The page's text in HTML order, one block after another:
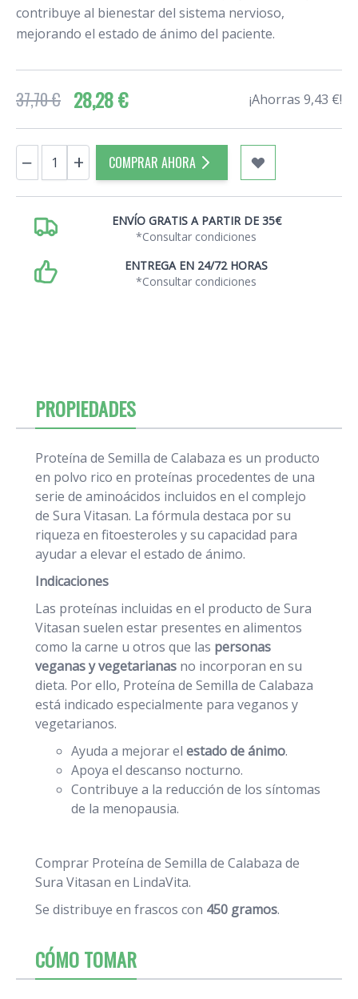
contribuye al bienestar del sistema nervioso,
mejorando el estado de ánimo del paciente.
37,70 € 28,28 € ¡Ahorras 9,43 €!
Cantidad
− + COMPRAR AHORA
ENVÍO GRATIS A PARTIR DE 35€
*Consultar condiciones
ENTREGA EN 24/72 HORAS
*Consultar condiciones
PROPIEDADES
Proteína de Semilla de Calabaza es un producto
en polvo rico en proteínas procedentes de una
serie de aminoácidos incluidos en el complejo
de Sura Vitasan. La fórmula destaca por su
riqueza en fitoesteroles y su capacidad para
ayudar a elevar el estado de ánimo.
Indicaciones
Las proteínas incluidas en el producto de Sura
Vitasan suelen estar presentes en alimentos
como la carne u otros que las personas
veganas y vegetarianas no incorporan en su
dieta. Por ello, Proteína de Semilla de Calabaza
está indicado especialmente para veganos y
vegetarianos.
Ayuda a mejorar el estado de ánimo.
Apoya el descanso nocturno.
Contribuye a la reducción de los síntomas
de la menopausia.
Comprar Proteína de Semilla de Calabaza de
Sura Vitasan en LindaVita.
Se distribuye en frascos con 450 gramos.
CÓMO TOMAR